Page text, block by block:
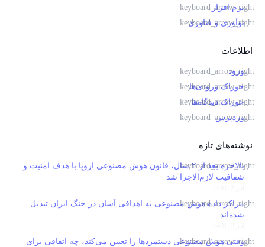
نرم افزار
نوآوری و فناوری
اطلاعات
ورود
خوراک ورودی‌ها
خوراک دیدگاه‌ها
وردپرس
نوشته‌های تازه
بالاخره بعد از ۲ سال، قانون هوش مصنوعی اروپا با هدف امنیت و
شفافیت لازم‌الاجرا شد
مراکز داده هوش مصنوعی به اهدافی آسان در جنگ ایران تبدیل
شده‌اند
وقتی هوش مصنوعی دستمزدها را تعیین می‌کند، چه اتفاقی برای